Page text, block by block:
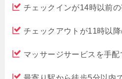
チェックインが14時以前
チェックアウトが11時以
マッサージサービスを手配